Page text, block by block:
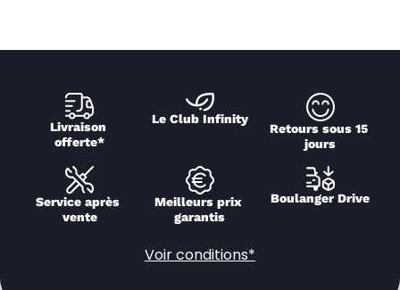
Livraison
offerte*
Le Club Infinity
Retours sous 15
jours
Service après
vente
Meilleurs prix
garantis
Boulanger Drive
Voir conditions*